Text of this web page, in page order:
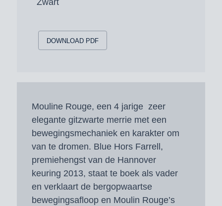
Zwart
DOWNLOAD PDF
Mouline Rouge, een 4 jarige zeer
elegante gitzwarte merrie met een
bewegingsmechaniek en karakter om
van te dromen. Blue Hors Farrell,
premiehengst van de Hannover
keuring 2013, staat te boek als vader
en verklaart de bergopwaartse
bewegingsafloop en Moulin Rouge’s